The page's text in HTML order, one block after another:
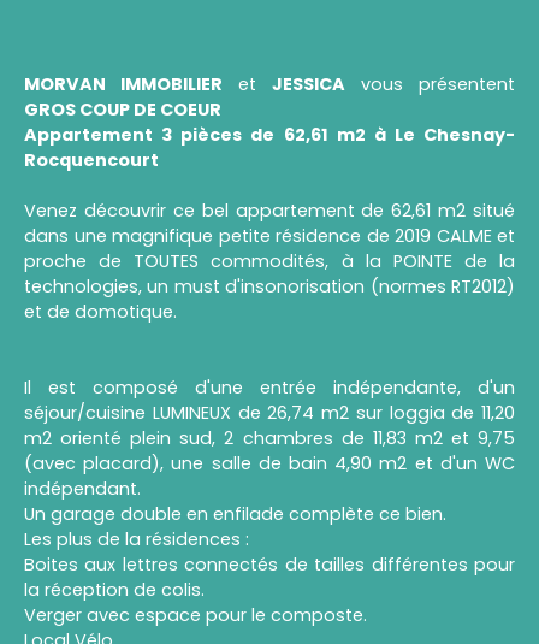
MORVAN IMMOBILIER et JESSICAvous présentent
GROS COUP DE COEUR
Appartement 3 pièces de 62,61 m2 à Le Chesnay-
Rocquencourt
Venez découvrir ce bel appartement de 62,61 m2 situé
dans une magnifique petite résidence de 2019 CALME et
proche de TOUTES commodités, à la POINTE de la
technologies, un must d'insonorisation (normes RT2012)
et de domotique.
Il est composé d'une entrée indépendante, d'un
séjour/cuisine LUMINEUX de 26,74 m2 sur loggia de 11,20
m2 orienté plein sud, 2 chambres de 11,83 m2 et 9,75
(avec placard), une salle de bain 4,90 m2 et d'un WC
indépendant.
Un garage double en enfilade complète ce bien.
Les plus de la résidences :
Boites aux lettres connectés de tailles différentes pour
la réception de colis.
Verger avec espace pour le composte.